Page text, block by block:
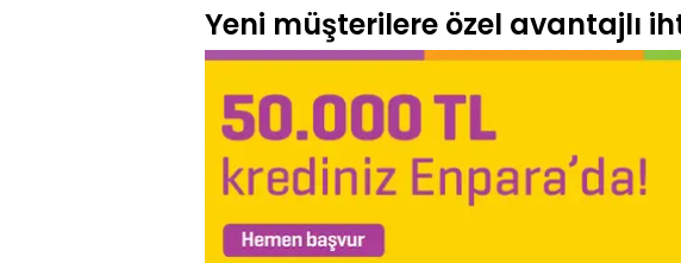
Yeni müşterilere özel avantajlı